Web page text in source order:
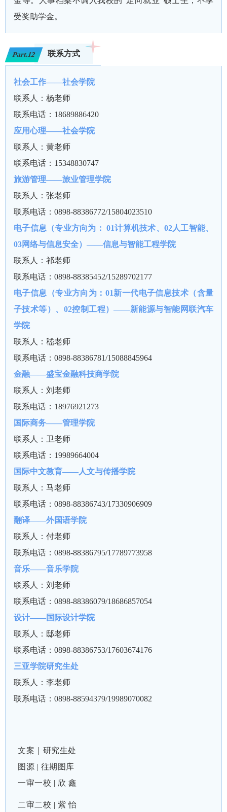
受奖助学金。
Part.12 联系方式
社会工作——社会学院
联系人：杨老师
联系电话：18689886420
应用心理——社会学院
联系人：黄老师
联系电话：15348830747
旅游管理——旅业管理学院
联系人：张老师
联系电话：0898-88386772/15804023510
电子信息（专业方向为： 01计算机技术、02人工智能、
03网络与信息安全）——信息与智能工程学院
联系人：祁老师
联系电话：0898-88385452/15289702177
电子信息（专业方向为：01新一代电子信息技术（含量
子技术等）、02控制工程）——新能源与智能网联汽车
学院
联系人：嵇老师
联系电话：0898-88386781/15088845964
金融——盛宝金融科技商学院
联系人：刘老师
联系电话：18976921273
国际商务——管理学院
联系人：卫老师
联系电话：19989664004
国际中文教育——人文与传播学院
联系人：马老师
联系电话：0898-88386743/17330906909
翻译——外国语学院
联系人：付老师
联系电话：0898-88386795/17789773958
音乐——音乐学院
联系人：刘老师
联系电话：0898-88386079/18686857054
设计——国际设计学院
联系人：邸老师
联系电话：0898-88386753/17603674176
三亚学院研究生处
联系人：李老师
联系电话：0898-88594379/19989070082
文案｜研究生处
图源 | 往期图库
一审一校 | 欣 鑫
二审二校 | 紫 怡